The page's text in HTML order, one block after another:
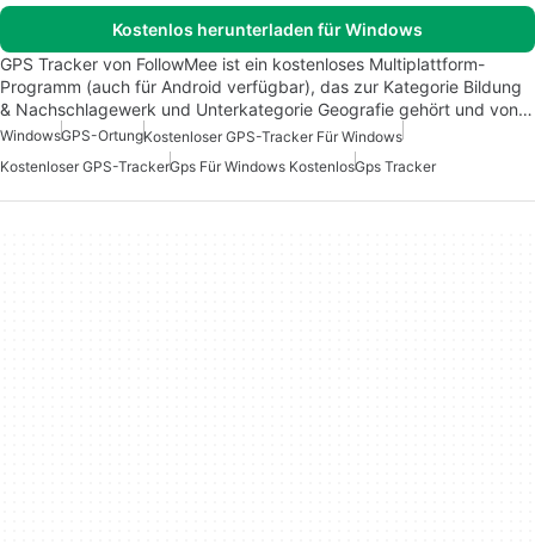
Kostenlos herunterladen für Windows
GPS Tracker von FollowMee ist ein kostenloses Multiplattform-
Programm (auch für Android verfügbar), das zur Kategorie Bildung
& Nachschlagewerk und Unterkategorie Geografie gehört und von…
WindowsGPS-OrtungKostenloser GPS-Tracker Für Windows
Kostenloser GPS-TrackerGps Für Windows KostenlosGps Tracker